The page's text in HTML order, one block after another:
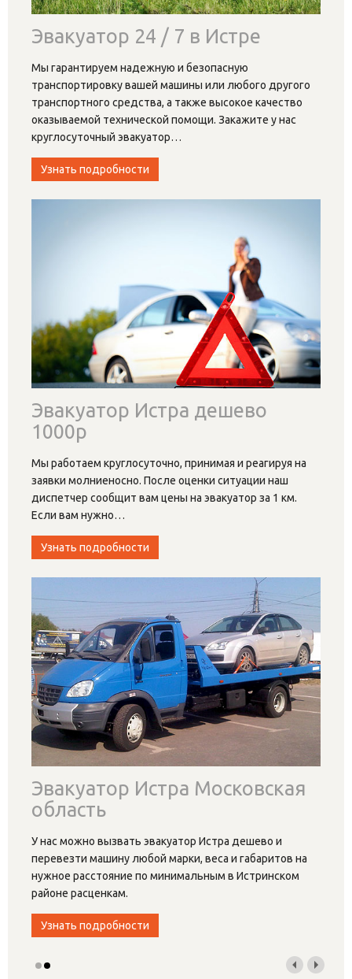
Эвакуатор 24 / 7 в Истре
Мы гарантируем надежную и безопасную
транспортировку вашей машины или любого другого
транспортного средства, а также высокое качество
оказываемой технической помощи. Закажите у нас
круглосуточный эвакуатор…
Узнать подробности
Эвакуатор Истра дешево
1000р
Мы работаем круглосуточно, принимая и реагируя на
заявки молниеносно. После оценки ситуации наш
диспетчер сообщит вам цены на эвакуатор за 1 км.
Если вам нужно…
Узнать подробности
Эвакуатор Истра Московская
область
У нас можно вызвать эвакуатор Истра дешево и
перевезти машину любой марки, веса и габаритов на
нужное расстояние по минимальным в Истринском
районе расценкам.
Узнать подробности